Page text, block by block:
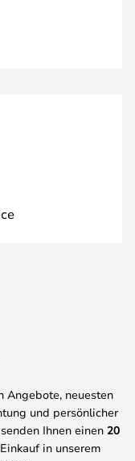
Angebote, neuesten
und persönlicher
Ihnen einen 20
in unserem